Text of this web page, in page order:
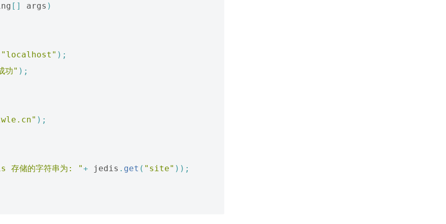
[] args )
"localhost" );
功" );
);
存储的字符串为: "+ jedis . get ( "site" ));